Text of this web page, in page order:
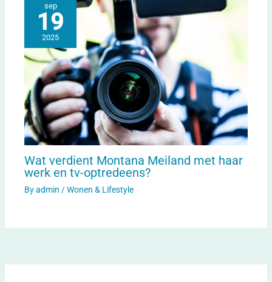
sep
19
2025
Wat verdient Montana Meiland met haar
werk en tv-optredeens?
Byadmin /Wonen & Lifestyle